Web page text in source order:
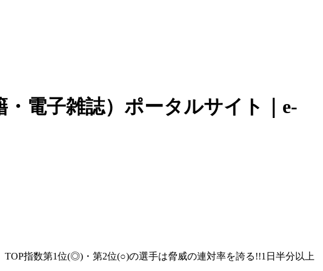
電子雑誌）ポータルサイト｜e-
指数第1位(◎)・第2位(○)の選手は脅威の連対率を誇る!!1日半分以上